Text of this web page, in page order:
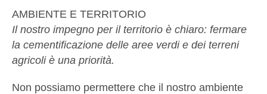
AMBIENTE E TERRITORIO
Il nostro impegno per il territorio è chiaro: fermare
la cementificazione delle aree verdi e dei terreni
agricoli è una priorità.
Non possiamo permettere che il nostro ambiente